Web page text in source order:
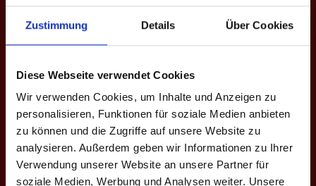
Zustimmung Details Über Cookies
Diese Webseite verwendet Cookies
Wir verwenden Cookies, um Inhalte und Anzeigen zu
personalisieren, Funktionen für soziale Medien anbieten
zu können und die Zugriffe auf unsere Website zu
analysieren. Außerdem geben wir Informationen zu Ihrer
Verwendung unserer Website an unsere Partner für
soziale Medien, Werbung und Analysen weiter. Unsere
3
1 - 11
2
Flensburg II
9 - 1
Oldenburg III